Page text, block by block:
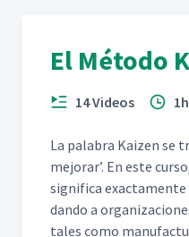
El Método
14 Videos
La pal­abra Kaizen se
mejo­rar’. En este
sig­nifi­ca
dan­do a
tales como